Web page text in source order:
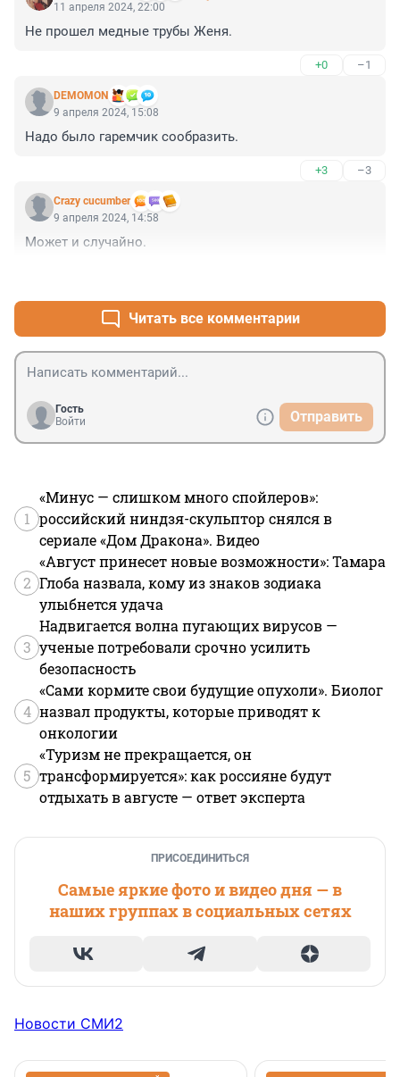
11 апреля 2024, 22:00
Не прошел медные трубы Женя.
+0 –1
DEMOMON
9 апреля 2024, 15:08
Надо было гаремчик сообразить.
+3 –3
Crazy cucumber
9 апреля 2024, 14:58
Может и случайно.
Читать все комментарии
Гость
Войти
Отправить
1
«Минус — слишком много спойлеров»:
российский ниндзя-скульптор снялся в
сериале «Дом Дракона». Видео
2
«Август принесет новые возможности»: Тамара
Глоба назвала, кому из знаков зодиака
улыбнется удача
3
Надвигается волна пугающих вирусов —
ученые потребовали срочно усилить
безопасность
4
«Сами кормите свои будущие опухоли». Биолог
назвал продукты, которые приводят к
онкологии
5
«Туризм не прекращается, он
трансформируется»: как россияне будут
отдыхать в августе — ответ эксперта
ПРИСОЕДИНИТЬСЯ
Самые яркие фото и видео дня — в
наших группах в социальных сетях
Новости СМИ2